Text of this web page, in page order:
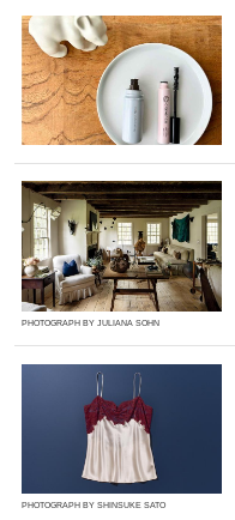
PHOTOGRAPH BY JULIANA SOHN
PHOTOGRAPH BY SHINSUKE SATO